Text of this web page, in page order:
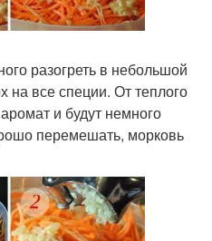
разогреть в небольшой
на все специи. От теплого
и будут немного
перемешать, морковь